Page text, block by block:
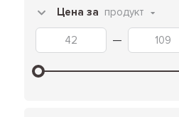
Цена за продукт
—